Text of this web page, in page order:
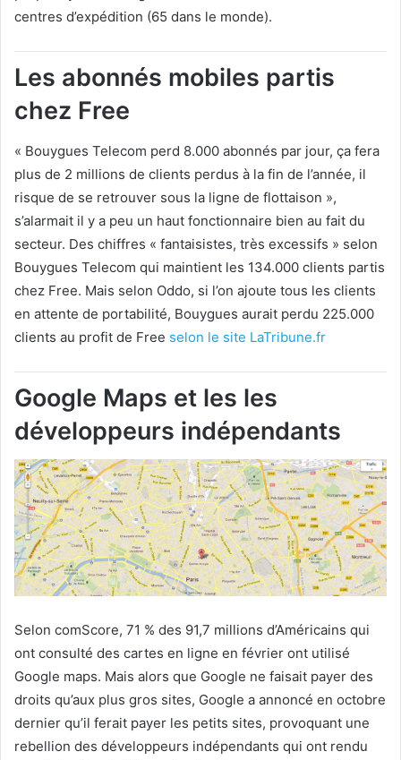
centres d’expédition (65 dans le monde).
Les abonnés mobiles partis
chez Free
« Bouygues Telecom perd 8.000 abonnés par jour, ça fera
plus de 2 millions de clients perdus à la fin de l’année, il
risque de se retrouver sous la ligne de flottaison »,
s’alarmait il y a peu un haut fonctionnaire bien au fait du
secteur. Des chiffres « fantaisistes, très excessifs » selon
Bouygues Telecom qui maintient les 134.000 clients partis
chez Free. Mais selon Oddo, si l’on ajoute tous les clients
en attente de portabilité, Bouygues aurait perdu 225.000
clients au profit de Free selon le site LaTribune.fr
Google Maps et les les
développeurs indépendants
Selon comScore, 71 % des 91,7 millions d’Américains qui
ont consulté des cartes en ligne en février ont utilisé
Google maps. Mais alors que Google ne faisait payer des
droits qu’aux plus gros sites, Google a annoncé en octobre
dernier qu’il ferait payer les petits sites, provoquant une
rebellion des développeurs indépendants qui ont rendu